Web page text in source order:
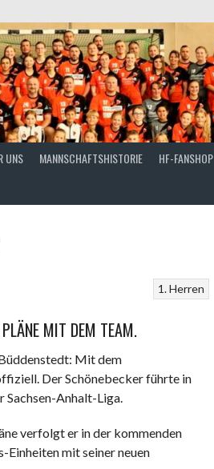
UNS MANNSCHAFTSHISTORIE HF-FANSHOP
1. Herren
MIT DEM TEAM.
Mit dem
Der Schönebecker führte in
Sachsen-Anhalt-Liga.
verfolgt er in der kommenden
Einheiten mit seiner neuen